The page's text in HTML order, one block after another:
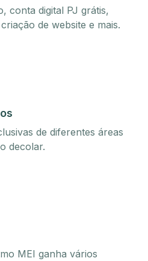
conta digital PJ grátis,
de website e mais.
de diferentes áreas
decolar.
MEI ganha vários